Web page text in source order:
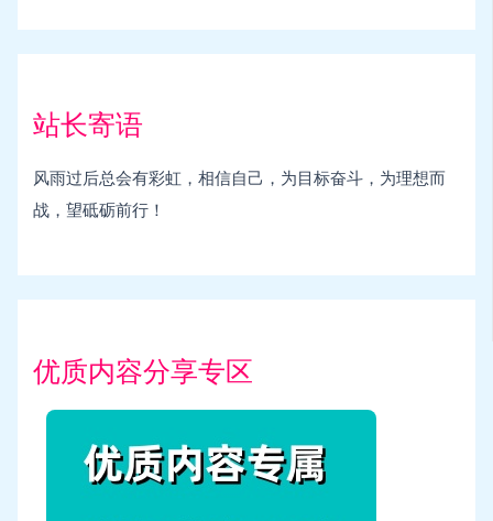
站长寄语
风雨过后总会有彩虹，相信自己，为目标奋斗，为理想而
战，望砥砺前行！
优质内容分享专区